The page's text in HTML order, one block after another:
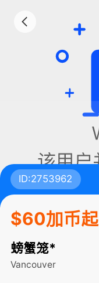
ID:2753962
$60加币起
螃蟹笼*
Vancouver